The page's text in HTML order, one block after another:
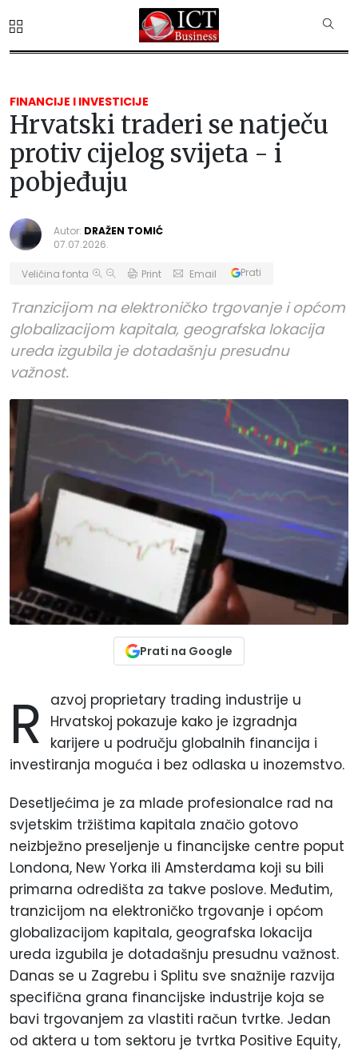
FINANCIJE I INVESTICIJE
Hrvatski traderi se natječu
protiv cijelog svijeta - i
pobjeđuju
Autor: DRAŽEN TOMIĆ
07.07.2026.
Veličina fonta Print Email Prati
Tranzicijom na elektroničko trgovanje i općom
globalizacijom kapitala, geografska lokacija
ureda izgubila je dotadašnju presudnu
važnost.
Prati na Google
R
azvoj proprietary trading industrije u
Hrvatskoj pokazuje kako je izgradnja
karijere u području globalnih financija i
investiranja moguća i bez odlaska u inozemstvo.
Desetljećima je za mlade profesionalce rad na
svjetskim tržištima kapitala značio gotovo
neizbježno preseljenje u financijske centre poput
Londona, New Yorka ili Amsterdama koji su bili
primarna odredišta za takve poslove. Međutim,
tranzicijom na elektroničko trgovanje i općom
globalizacijom kapitala, geografska lokacija
ureda izgubila je dotadašnju presudnu važnost.
Danas se u Zagrebu i Splitu sve snažnije razvija
specifična grana financijske industrije koja se
bavi trgovanjem za vlastiti račun tvrtke. Jedan
od aktera u tom sektoru je tvrtka Positive Equity,